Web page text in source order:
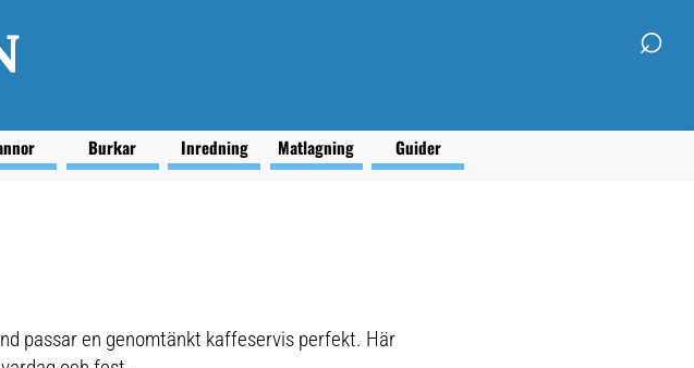
⌕
Burkar Inredning Matlagning Guider
passar en genomtänkt kaffeservis perfekt. Här